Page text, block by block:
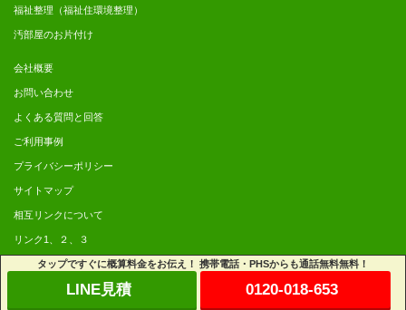
福祉整理（福祉住環境整理）
汚部屋のお片付け
会社概要
お問い合わせ
よくある質問と回答
ご利用事例
プライバシーポリシー
サイトマップ
相互リンクについて
リンク1、 ２、 ３
Copyright© 2014 不用品回収の神戸からっぽサービスAll Rights Reserved.
タップですぐに概算料金をお伝え！ 携帯電話・PHSからも通話無料無料！
LINE見積 0120-018-653